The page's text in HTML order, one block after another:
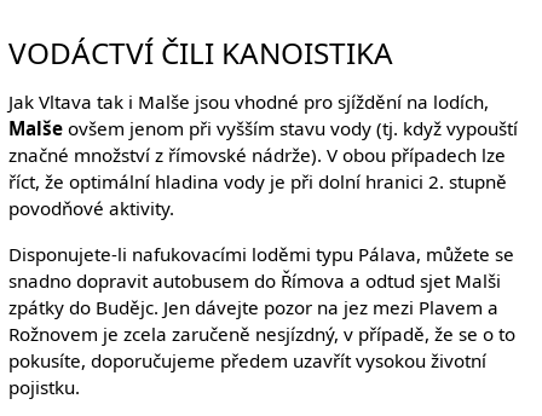
VODÁCTVÍ ČILI KANOISTIKA
Jak Vltava tak i Malše jsou vhodné pro sjíždění na lodích,
Malšeovšem jenom při vyšším stavu vody (tj. když vypouští
značné množství z římovské nádrže). V obou případech lze
říct, že optimální hladina vody je při dolní hranici 2. stupně
povodňové aktivity.
Disponujete-li nafukovacími loděmi typu Pálava, můžete se
snadno dopravit autobusem do Římova a odtud sjet Malši
zpátky do Budějc. Jen dávejte pozor na jez mezi Plavem a
Rožnovem je zcela zaručeně nesjízdný, v případě, že se o to
pokusíte, doporučujeme předem uzavřít vysokou životní
pojistku.